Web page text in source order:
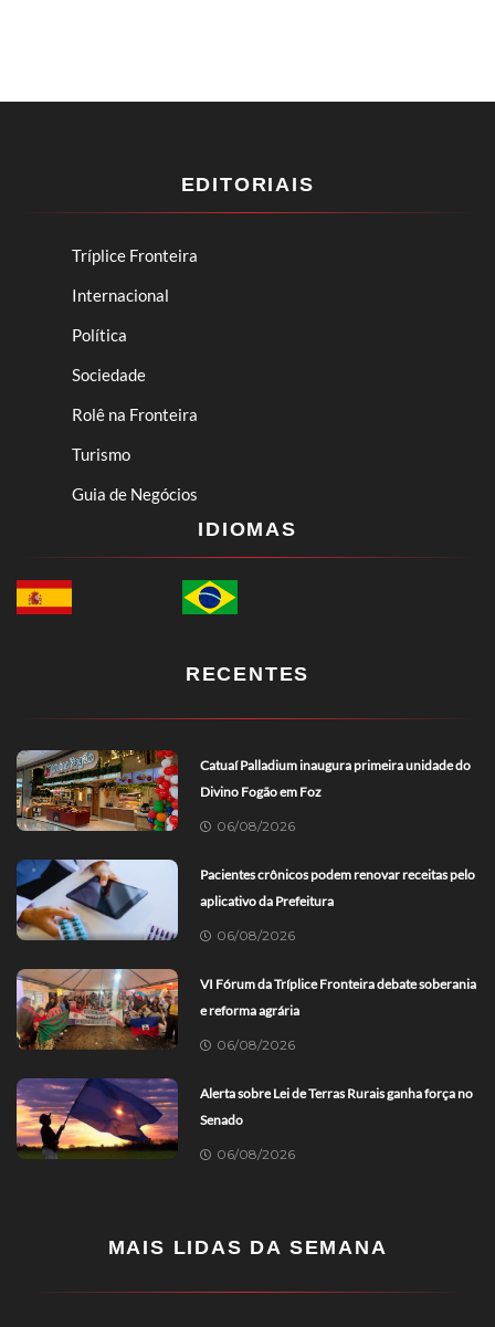
EDITORIAIS
Tríplice Fronteira
Internacional
Política
Sociedade
Rolê na Fronteira
Turismo
Guia de Negócios
IDIOMAS
RECENTES
Catuaí Palladium inaugura primeira unidade do
Divino Fogão em Foz
06/08/2026
Pacientes crônicos podem renovar receitas pelo
aplicativo da Prefeitura
06/08/2026
VI Fórum da Tríplice Fronteira debate soberania
e reforma agrária
06/08/2026
Alerta sobre Lei de Terras Rurais ganha força no
Senado
06/08/2026
MAIS LIDAS DA SEMANA